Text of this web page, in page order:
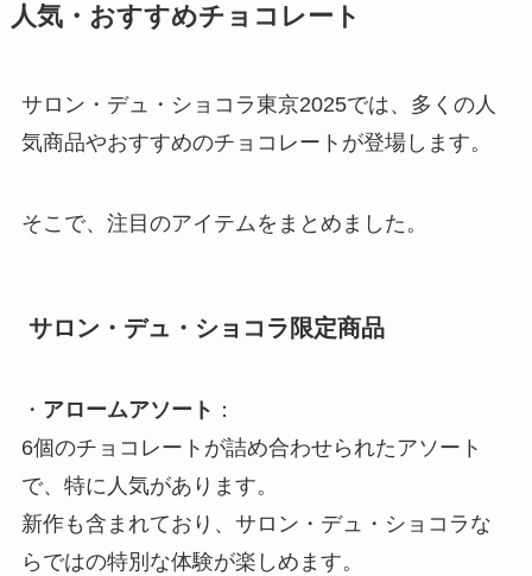
人気・おすすめチョコレート
サロン・デュ・ショコラ東京2025では、多くの人
気商品やおすすめのチョコレートが登場します。
そこで、注目のアイテムをまとめました。
サロン・デュ・ショコラ限定商品
・ アロームアソート ：
6個のチョコレートが詰め合わせられたアソート
で、特に人気があります。
新作も含まれており、サロン・デュ・ショコラな
らではの特別な体験が楽しめます。